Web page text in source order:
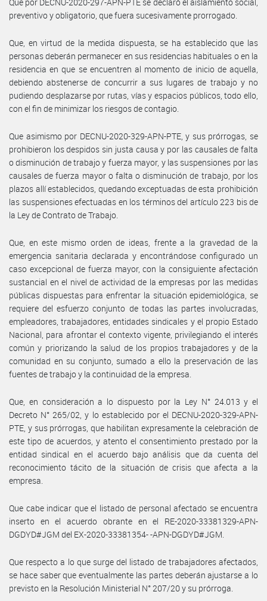
preventivo y obligatorio, que fuera sucesivamente prorrogado.
Que, en virtud de la medida dispuesta, se ha establecido que las
personas deberán permanecer en sus residencias habituales o en la
residencia en que se encuentren al momento de inicio de aquella,
debiendo abstenerse de concurrir a sus lugares de trabajo y no
pudiendo desplazarse por rutas, vías y espacios públicos, todo ello,
con el fin de minimizar los riesgos de contagio.
Que asimismo por DECNU-2020-329-APN-PTE, y sus prórrogas, se
prohibieron los despidos sin justa causa y por las causales de falta
o disminución de trabajo y fuerza mayor, y las suspensiones por las
causales de fuerza mayor o falta o disminución de trabajo, por los
plazos allí establecidos, quedando exceptuadas de esta prohibición
las suspensiones efectuadas en los términos del artículo 223 bis de
la Ley de Contrato de Trabajo.
Que, en este mismo orden de ideas, frente a la gravedad de la
emergencia sanitaria declarada y encontrándose configurado un
caso excepcional de fuerza mayor, con la consiguiente afectación
sustancial en el nivel de actividad de la empresas por las medidas
públicas dispuestas para enfrentar la situación epidemiológica, se
requiere del esfuerzo conjunto de todas las partes involucradas,
empleadores, trabajadores, entidades sindicales y el propio Estado
Nacional, para afrontar el contexto vigente, privilegiando el interés
común y priorizando la salud de los propios trabajadores y de la
comunidad en su conjunto, sumado a ello la preservación de las
fuentes de trabajo y la continuidad de la empresa.
Que, en consideración a lo dispuesto por la Ley N° 24.013 y el
Decreto N° 265/02, y lo establecido por el DECNU-2020-329-APN-
PTE, y sus prórrogas, que habilitan expresamente la celebración de
este tipo de acuerdos, y atento el consentimiento prestado por la
entidad sindical en el acuerdo bajo análisis que da cuenta del
reconocimiento tácito de la situación de crisis que afecta a la
empresa.
Que cabe indicar que el listado de personal afectado se encuentra
inserto en el acuerdo obrante en el RE-2020-33381329-APN-
DGDYD#JGM del EX-2020-33381354- -APN-DGDYD#JGM.
Que respecto a lo que surge del listado de trabajadores afectados,
se hace saber que eventualmente las partes deberán ajustarse a lo
previsto en la Resolución Ministerial N° 207/20 y su prórroga.